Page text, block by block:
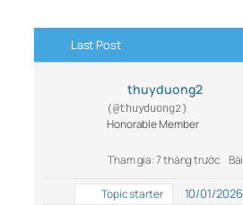
Last Post
thuyduong2
(@thuyduong2)
Honorable Member
Tham gia: 7 tháng trước
Topic starter 10/01/